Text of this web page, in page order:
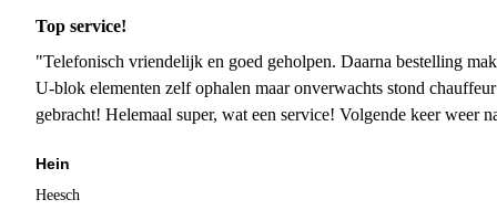
Top service!
"Telefonisch vriendelijk en goed geholpen. Daarna bestelling
U-blok elementen zelf ophalen maar onverwachts stond
gebracht! Helemaal super, wat een service! Volgende keer weer
Hein
Heesch